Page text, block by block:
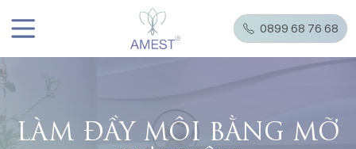
0899 68 76 68
LÀM ĐẦY MÔI BẰNG MỠ